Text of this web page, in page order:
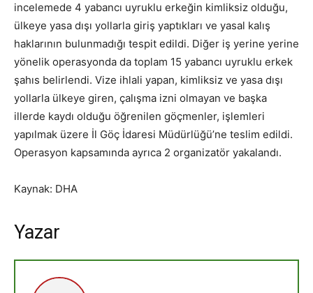
incelemede 4 yabancı uyruklu erkeğin kimliksiz olduğu,
ülkeye yasa dışı yollarla giriş yaptıkları ve yasal kalış
haklarının bulunmadığı tespit edildi. Diğer iş yerine yerine
yönelik operasyonda da toplam 15 yabancı uyruklu erkek
şahıs belirlendi. Vize ihlali yapan, kimliksiz ve yasa dışı
yollarla ülkeye giren, çalışma izni olmayan ve başka
illerde kaydı olduğu öğrenilen göçmenler, işlemleri
yapılmak üzere İl Göç İdaresi Müdürlüğü’ne teslim edildi.
Operasyon kapsamında ayrıca 2 organizatör yakalandı.
Kaynak: DHA
Yazar